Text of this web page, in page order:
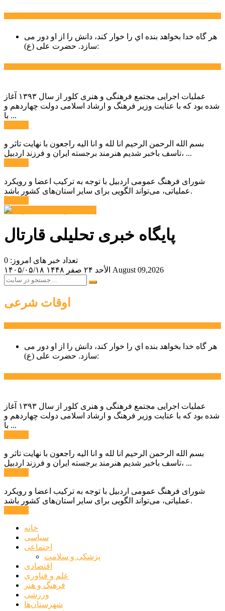
هر گاه خدا بخواهد بنده اي را خوار كند، دانش را از او دور می
سازد.حضرت علی (ع):
عملیات اجرایی مجتمع فرهنگی و هنری کلور از سال ۱۳۹۳ آغاز
شده بود که با عنایت وزیر فرهنگ و ارشاد اسلامی دولت چهاردهم و
با ...
بسم الله الرحمن الرحیم انا لله و انا الیه راجعون با نهایت تاثر و
تاسف باخبر شدیم هنرمند برجسته ایران و فرزند اردبیل، ...
شورای فرهنگ عمومی اردبیل با توجه به ترکیب اعضا و رویکرد
عملیاتی، می‌تواند الگویی برای سایر استان‌های کشور باشد.
پایگاه خبری تحلیلی قارتال
تعداد خبر های امروز: 0
۱۴۰۵/۰۵/۱۸
الأحد ۲۴ صفر ۱۴۴۸ August 09,2026
اوقات شرعی
هر گاه خدا بخواهد بنده اي را خوار كند، دانش را از او دور می
سازد.حضرت علی (ع):
عملیات اجرایی مجتمع فرهنگی و هنری کلور از سال ۱۳۹۳ آغاز
شده بود که با عنایت وزیر فرهنگ و ارشاد اسلامی دولت چهاردهم و
با ...
بسم الله الرحمن الرحیم انا لله و انا الیه راجعون با نهایت تاثر و
تاسف باخبر شدیم هنرمند برجسته ایران و فرزند اردبیل، ...
شورای فرهنگ عمومی اردبیل با توجه به ترکیب اعضا و رویکرد
عملیاتی، می‌تواند الگویی برای سایر استان‌های کشور باشد.
خانه
سیاسی
اجتماعی
پزشکی و سلامت
اقتصادی
علم و فناوری
فرهنگ و هنر
ورزشی
شهرستان‌ها